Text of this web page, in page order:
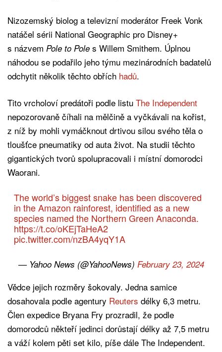
Nizozemský biolog a televizní moderátor Freek Vonk
natáčel sérii National Geographic pro Disney+
s názvem Pole to Pole s Willem Smithem. Úplnou
náhodou se podařilo jeho týmu mezinárodních badatelů
odchytit několik těchto obřích hadů.
Tito vrcholoví predátoři podle listu The Independent
nepozorovaně číhali na mělčině a vyčkávali na kořist,
z níž by mohli vymáčknout drtivou silou svého těla o
tloušťce pneumatiky od auta život. Na studii těchto
gigantických tvorů spolupracovali i místní domorodci
Waorani.
The world’s biggest snake has been discovered
in the Amazon rainforest, identified as a new
species named the Northern Green Anaconda.
https://t.co/oKEjTaHeA2
pic.twitter.com/nzBA4yqY1A
— Yahoo News (@YahooNews) February 23, 2024
Vědce jejich rozměry šokovaly. Jedna samice
dosahovala podle agentury Reuters délky 6,3 metru.
Člen expedice Bryana Fry prozradil, že podle
domorodců někteří jedinci dorůstají délky až 7,5 metru
a váží kolem pěti set kilo, píše dále The Independent.